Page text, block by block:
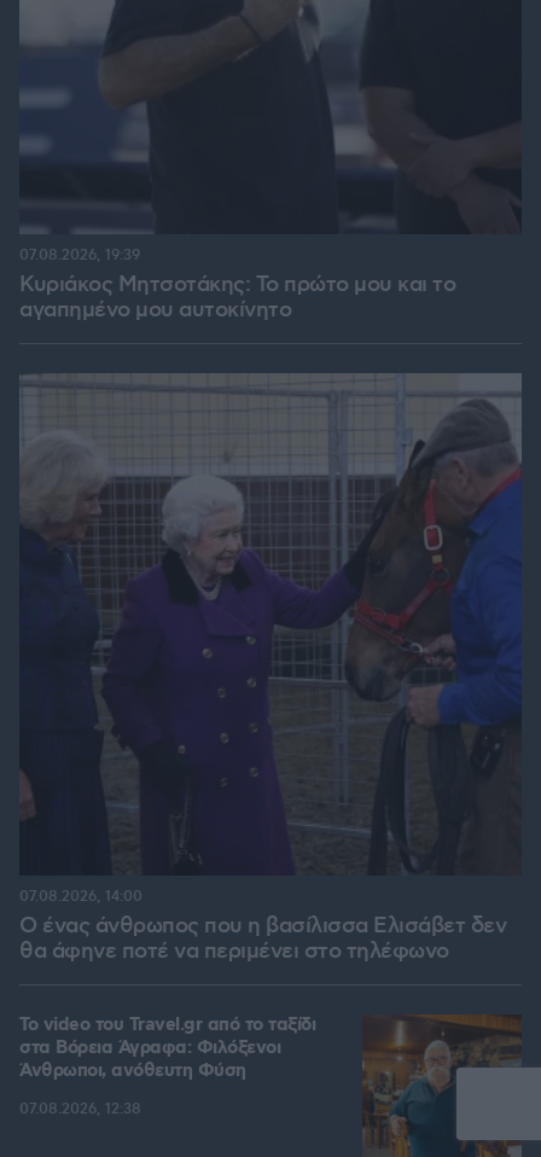
Κυριάκος Μητσοτάκης: Το πρώτο μου και το
αγαπημένο μου αυτοκίνητο
07.08.2026, 19:39
Ο ένας άνθρωπος που η βασίλισσα Ελισάβετ δεν
θα άφηνε ποτέ να περιμένει στο τηλέφωνο
07.08.2026, 14:00
To video του Travel.gr από το ταξίδι
στα Βόρεια Άγραφα: Φιλόξενοι
Άνθρωποι, ανόθευτη Φύση
07.08.2026, 12:38